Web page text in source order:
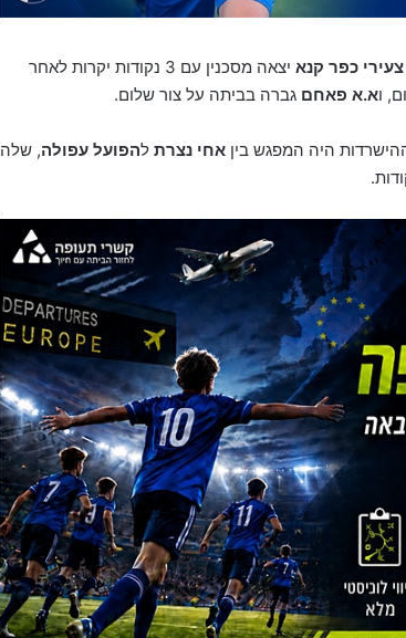
צעירי כפר קנא
יצאה מסכנין עם 3 נקודות יקרות לאחר
א.א פאחם גברה בביתה על צור שלום.
היה המפגש בין אחי נצרת להפועל עפולה, שלה